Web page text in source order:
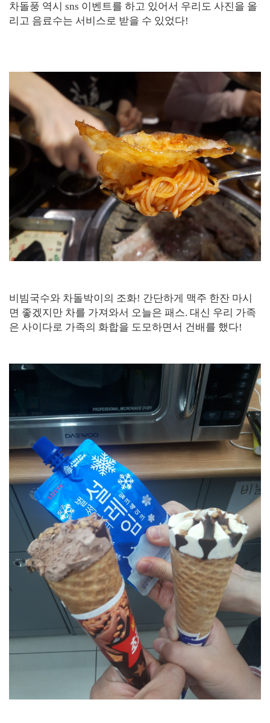
차돌풍 역시 sns 이벤트를 하고 있어서 우리도 사진을 올
리고 음료수는 서비스로 받을 수 있었다!
비빔국수와 차돌박이의 조화! 간단하게 맥주 한잔 마시
면 좋겠지만 차를 가져와서 오늘은 패스. 대신 우리 가족
은 사이다로 가족의 화합을 도모하면서 건배를 했다!